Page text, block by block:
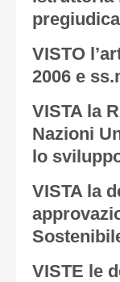
VISTO
2006 e
VISTA la
Nazioni
lo
VISTA la
VISTE le